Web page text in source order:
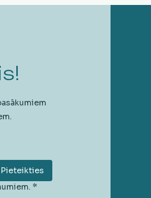
Pieteikties
*